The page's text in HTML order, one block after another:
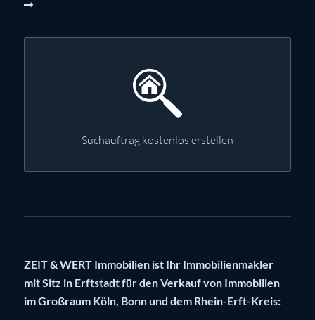
Suchauftrag kostenlos erstellen
ZEIT & WERT Immobilien ist Ihr Immobilienmakler
mit Sitz in Erftstadt für den Verkauf von Immobilien
im Großraum Köln, Bonn und dem Rhein-Erft-Kreis: